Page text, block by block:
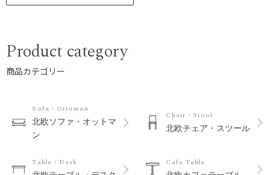
Product category
商品カテゴリー
Sofa・Ottoman
北欧ソファ・オットマ
ン
Chair・Stool
北欧チェア・スツール
Table・Desk Cafe Table